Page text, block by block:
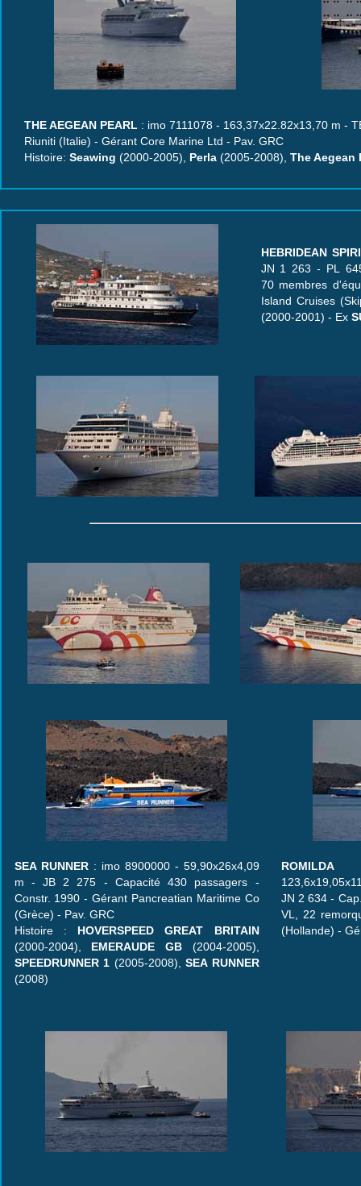
THE AEGEAN PEARL : imo 7111078 - 163,37x22.82x13,70 m -
Riuniti (Italie) - Gérant Core Marine Ltd - Pav. GRC
Histoire: Seawing (2000-2005), Perla(2005-2008), The Aegean
HEBRIDEAN
JN 1 263 - PL
70 membres
Island Cruises
(2000-2001) - Ex
SEA RUNNER: imo 8900000 - 59,90x26x4,09
m - JB 2 275 - Capacité 430 passagers -
Constr. 1990 - Gérant Pancreatian Maritime Co
(Grèce) - Pav. GRC
Histoire : HOVERSPEED GREAT BRITAIN
(2000-2004), EMERAUDE GB(2004-2005),
SPEEDRUNNER 1 (2005-2008), SEA RUNNER
(2008)
ROMILDA:
JN 2 634 -
VL, 22
(Hollande) -